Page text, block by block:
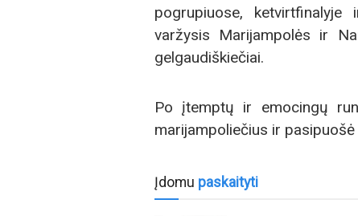
pogrupiuose,
varžysis Marijampolės ir
gelgaudiškiečiai.
Po įtemptų ir emocingų
marijampoliečius ir
Įdomu paskaityti